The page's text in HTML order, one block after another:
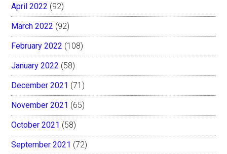
April 2022 (92)
March 2022 (92)
February 2022 (108)
January 2022 (58)
December 2021 (71)
November 2021 (65)
October 2021 (58)
September 2021 (72)